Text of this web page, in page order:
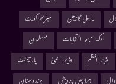
راہل گاندھی
سپریم کورٹ
لوک سبھا انتخابات
مسلمان
وزیر اعظم وزیر اعلیٰ
پارلیمنٹ